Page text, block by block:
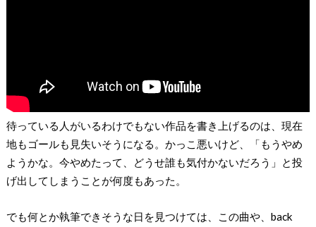
待っている人がいるわけでもない作品を書き上げるのは、現在
地もゴールも見失いそうになる。かっこ悪いけど、「もうやめ
ようかな。今やめたって、どうせ誰も気付かないだろう」と投
げ出してしまうことが何度もあった。
でも何とか執筆できそうな日を見つけては、この曲や、back